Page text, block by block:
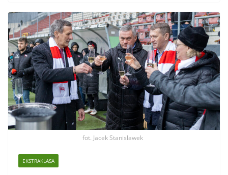
fot. Jacek Stanisławek
EKSTRAKLASA